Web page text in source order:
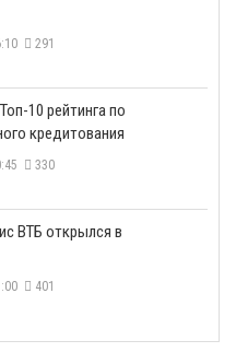
291
10 рейтинга по
кредитования
330
ВТБ открылся в
401